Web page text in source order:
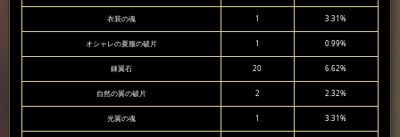
衣装の魂 1 3.31%
オシャレの夏服の破片 1 0.99%
錬翼石 20 6.62%
自然の翼の破片 2 2.32%
光翼の魂 1 3.31%